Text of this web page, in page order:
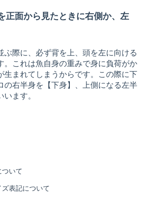
正面から見たときに右側か、左
ぶ際に、必ず背を上、頭を左に向ける
。これは魚自身の重みで身に負荷がか
生まれてしまうからです。この際に下
の右半身を【下身】、上側になる左半
ます。
いて
表記について